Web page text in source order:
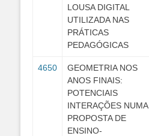
LOUSA DIGITAL
UTILIZADA NAS
PRÁTICAS
PEDAGÓGICAS
4650
GEOMETRIA NOS
ANOS FINAIS:
POTENCIAIS
INTERAÇÕES NUMA
PROPOSTA DE
ENSINO-